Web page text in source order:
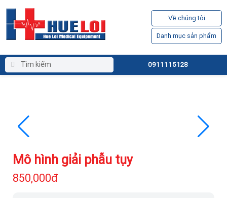
Về chúng tôi
Danh mục sản phẩm
0911115128
Mô hình giải phẫu tụy
850,000đ